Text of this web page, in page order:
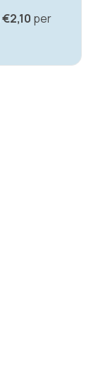
€2,10 per